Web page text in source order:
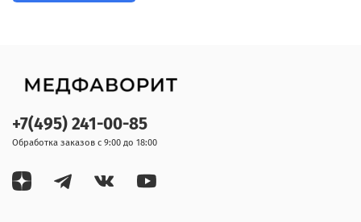
+7(495) 241-00-85
Обработка заказов с 9:00 до 18:00